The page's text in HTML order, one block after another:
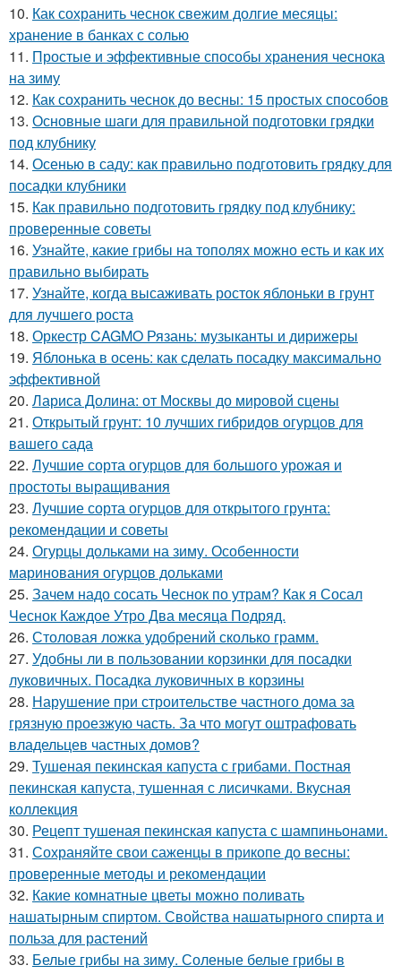
10. Как сохранить чеснок свежим долгие месяцы:
хранение в банках с солью
11. Простые и эффективные способы хранения чеснока
на зиму
12. Как сохранить чеснок до весны: 15 простых способов
13. Основные шаги для правильной подготовки грядки
под клубнику
14. Осенью в саду: как правильно подготовить грядку для
посадки клубники
15. Как правильно подготовить грядку под клубнику:
проверенные советы
16. Узнайте, какие грибы на тополях можно есть и как их
правильно выбирать
17. Узнайте, когда высаживать росток яблоньки в грунт
для лучшего роста
18. Оркестр CAGMO Рязань: музыканты и дирижеры
19. Яблонька в осень: как сделать посадку максимально
эффективной
20. Лариса Долина: от Москвы до мировой сцены
21. Открытый грунт: 10 лучших гибридов огурцов для
вашего сада
22. Лучшие сорта огурцов для большого урожая и
простоты выращивания
23. Лучшие сорта огурцов для открытого грунта:
рекомендации и советы
24. Огурцы дольками на зиму. Особенности
маринования огурцов дольками
25. Зачем надо сосать Чеснок по утрам? Как я Сосал
Чеснок Каждое Утро Два месяца Подряд.
26. Столовая ложка удобрений сколько грамм.
27. Удобны ли в пользовании корзинки для посадки
луковичных. Посадка луковичных в корзины
28. Нарушение при строительстве частного дома за
грязную проезжую часть. За что могут оштрафовать
владельцев частных домов?
29. Тушеная пекинская капуста с грибами. Постная
пекинская капуста, тушенная с лисичками. Вкусная
коллекция
30. Рецепт тушеная пекинская капуста с шампиньонами.
31. Сохраняйте свои саженцы в прикопе до весны:
проверенные методы и рекомендации
32. Какие комнатные цветы можно поливать
нашатырным спиртом. Свойства нашатырного спирта и
польза для растений
33. Белые грибы на зиму. Соленые белые грибы в